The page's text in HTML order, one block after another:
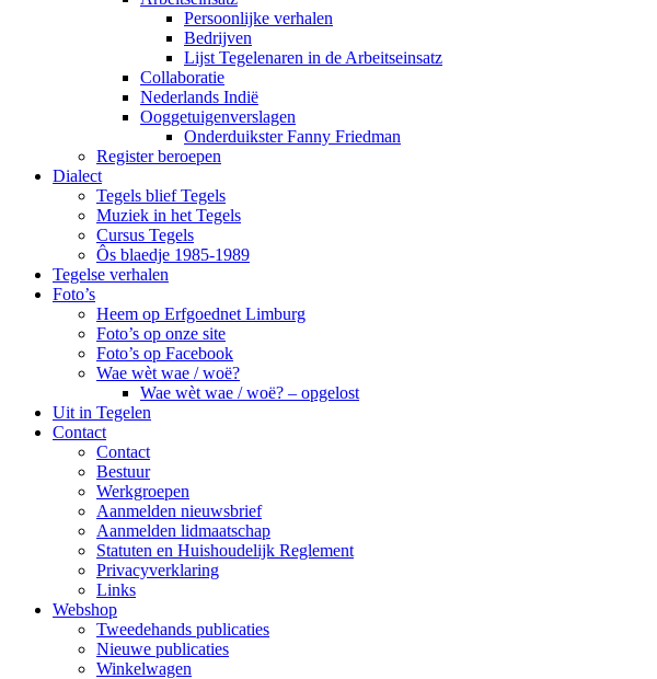
Persoonlijke verhalen
Bedrijven
Lijst Tegelenaren in de Arbeitseinsatz
Collaboratie
Nederlands Indië
Ooggetuigenverslagen
Onderduikster Fanny Friedman
Register beroepen
Dialect
Tegels blief Tegels
Muziek in het Tegels
Cursus Tegels
Ôs blaedje 1985-1989
Tegelse verhalen
Foto’s
Heem op Erfgoednet Limburg
Foto’s op onze site
Foto’s op Facebook
Wae wèt wae / woë?
Wae wèt wae / woë? – opgelost
Uit in Tegelen
Contact
Contact
Bestuur
Werkgroepen
Aanmelden nieuwsbrief
Aanmelden lidmaatschap
Statuten en Huishoudelijk Reglement
Privacyverklaring
Links
Webshop
Tweedehands publicaties
Nieuwe publicaties
Winkelwagen